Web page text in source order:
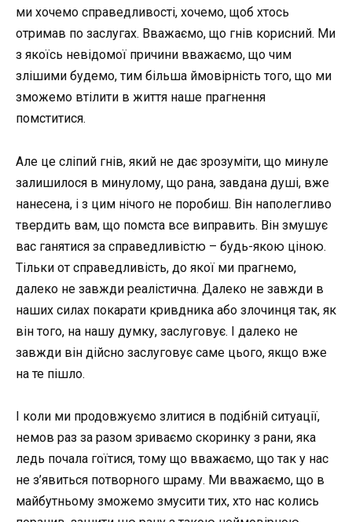
ми хочемо справедливості, хочемо, щоб хтось
отримав по заслугах. Вважаємо, що гнів корисний. Ми
з якоїсь невідомої причини вважаємо, що чим
злішими будемо, тим більша ймовірність того, що ми
зможемо втілити в життя наше прагнення
помститися.
Але це сліпий гнів, який не дає зрозуміти, що минуле
залишилося в минулому, що рана, завдана душі, вже
нанесена, і з цим нічого не поробиш. Він наполегливо
твердить вам, що помста все виправить. Він змушує
вас ганятися за справедливістю – будь-якою ціною.
Тільки от справедливість, до якої ми прагнемо,
далеко не завжди реалістична. Далеко не завжди в
наших силах покарати кривдника або злочинця так, як
він того, на нашу думку, заслуговує. І далеко не
завжди він дійсно заслуговує саме цього, якщо вже
на те пішло.
І коли ми продовжуємо злитися в подібній ситуації,
немов раз за разом зриваємо скоринку з рани, яка
ледь почала гоїтися, тому що вважаємо, що так у нас
не з’явиться потворного шраму. Ми вважаємо, що в
майбутньому зможемо змусити тих, хто нас колись